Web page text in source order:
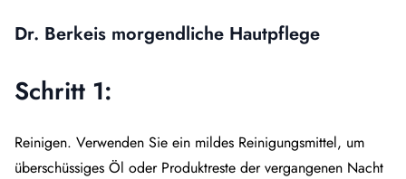
Dr. Berkeis morgendliche Hautpflege
Schritt 1:
Reinigen. Verwenden Sie ein mildes Reinigungsmittel, um
überschüssiges Öl oder Produktreste der vergangenen Nacht